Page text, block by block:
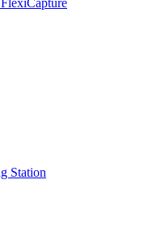
Station